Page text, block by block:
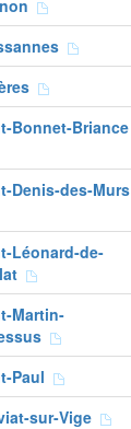
Bonnet-Briance
Denis-des-Murs
Léonard-de-
Martin-
Paul
sur-Vige